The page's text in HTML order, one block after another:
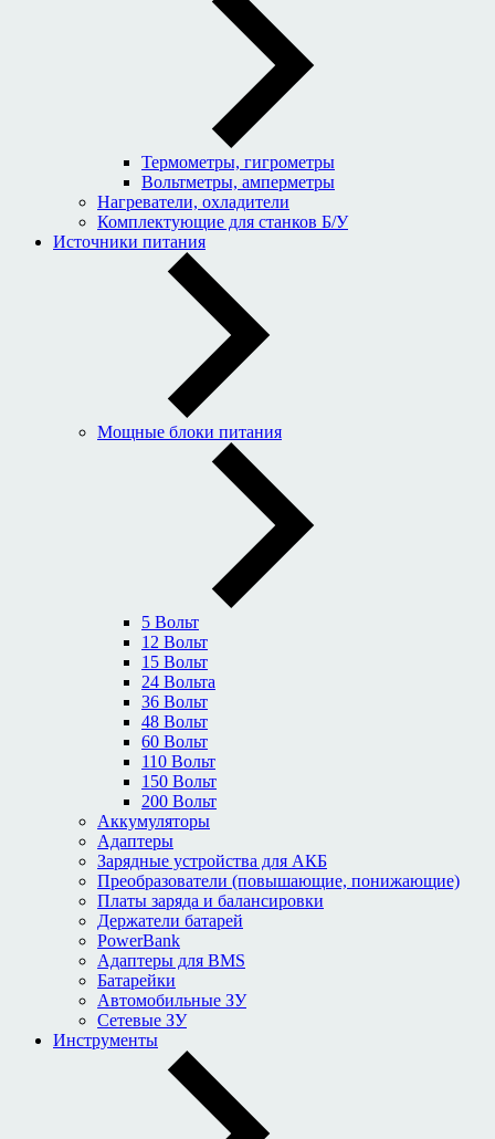
Термометры, гигрометры
Вольтметры, амперметры
Нагреватели, охладители
Комплектующие для станков Б/У
Источники питания
Мощные блоки питания
5 Вольт
12 Вольт
15 Вольт
24 Вольта
36 Вольт
48 Вольт
60 Вольт
110 Вольт
150 Вольт
200 Вольт
Аккумуляторы
Адаптеры
Зарядные устройства для АКБ
Преобразователи (повышающие, понижающие)
Платы заряда и балансировки
Держатели батарей
PowerBank
Адаптеры для BMS
Батарейки
Автомобильные ЗУ
Сетевые ЗУ
Инструменты